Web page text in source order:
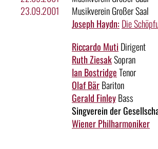
23.09.2001
Musikverein Großer Saal
Joseph Haydn: Die
Riccardo Muti Dirigent
Ruth ZiesakSopran
Ian BostridgeTenor
Olaf BärBariton
Gerald FinleyBass
Singverein der
Wiener Philharmoniker